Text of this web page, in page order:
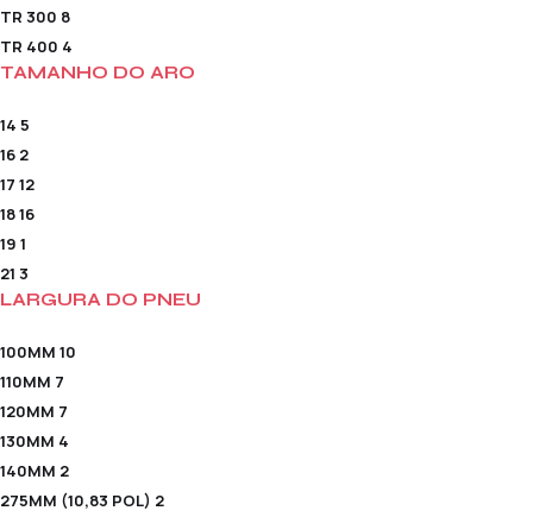
TR 300 8
TR 400 4
TAMANHO DO ARO
14 5
16 2
17 12
1816
19 1
21 3
LARGURA DO PNEU
100MM 10
110MM 7
120MM 7
130MM 4
140MM 2
275MM (10,83 POL) 2